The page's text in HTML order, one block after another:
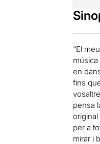
“El
en
fins
pensa
per a
mirar i